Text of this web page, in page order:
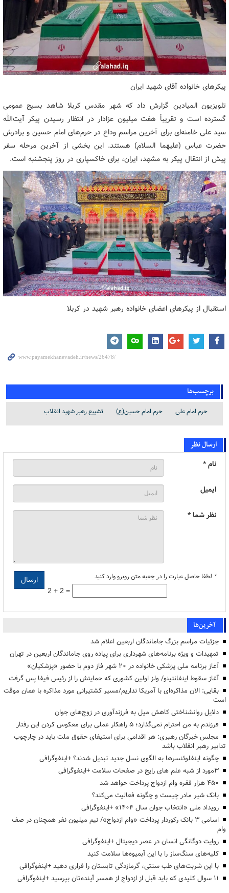
پیکرهای خانواده آقای شهید ایران
تلویزیون المیادین گزارش داد که شهر مقدس کربلا شاهد بسیج عمومی
گسترده است و تقریباً هفت میلیون عزادار در انتظار رسیدن پیکر آیت‌الله
سید علی خامنه‌ای برای آخرین مراسم وداع در حرم‌های امام حسین و برادرش
حضرت عباس (علیهما السلام) هستند. این بخشی از آخرین مرحله سفر
پیش از انتقال پیکر به مشهد، ایران، برای خاکسپاری در روز پنجشنبه است.
استقبال از پیکرهای اعضای خانواده رهبر شهید در کربلا
برچسب‌ها
حرم امام علی حرم امام حسین(ع) تشییع رهبر شهید انقلاب
ارسال نظر
نام *
ایمیل
نظر شما *
* لطفا حاصل عبارت را در جعبه متن روبرو وارد کنید
2 + 2 =
آخرین‌ها
جزئیات مراسم بزرگ جاماندگان اربعین اعلام شد
تمهیدات و ویژه برنامه‌های شهرداری برای پیاده روی جاماندگان اربعین در تهران
آغاز برنامه ملی پزشکی خانواده در ۲۰ شهر فاز دوم با حضور «پزشکیان»
آغاز سقوط اینفانتینو/ ولز اولین کشوری که حمایتش را از رئیس فیفا پس گرفت
بقایی: الان مذاکره‌ای با آمریکا نداریم/مسیر کشتیرانی مورد مذاکره با عمان موقت
است
دلایل روانشناختی کاهش میل به فرزندآوری در زوج‌های جوان
فرزندم به من احترام نمی‌گذارد؛ ۵ راهکار عملی برای معکوس کردن این رفتار
مجلس خبرگان رهبری: هر اقدامی برای استیفای حقوق ملت باید در چارچوب
تدابیر رهبر انقلاب باشد
چگونه اینفلوئنسرها به الگوی نسل جدید تبدیل شدند؟ +اینفوگرافی
3مورد از شبه علم های رایج در صفحات سلامت +اینفوگرافی
۴۵۰ هزار فقره وام ازدواج پرداخت خواهد شد
بانک شیر مادر چیست و چگونه فعالیت می‌کند؟
رویداد ملی «انتخاب جوان سال ۱۴۰۴» +اینفوگرافی
اسامی ۳ بانک رکوردار پرداخت «وام ازدواج»/ نیم میلیون نفر همچنان در صف
وام
روایت دوگانگی انسان در عصر دیجیتال +اینفوگرافی
کلیه‌های سنگ‌ساز را با این آبمیوه‌ها سلامت کنید
با این شربت‌های طب سنتی، گرمازدگی تابستان را فراری دهید +اینفوگرافی
۱۱ سوال کلیدی که باید قبل از ازدواج از همسر آینده‌تان بپرسید +اینفوگرافی